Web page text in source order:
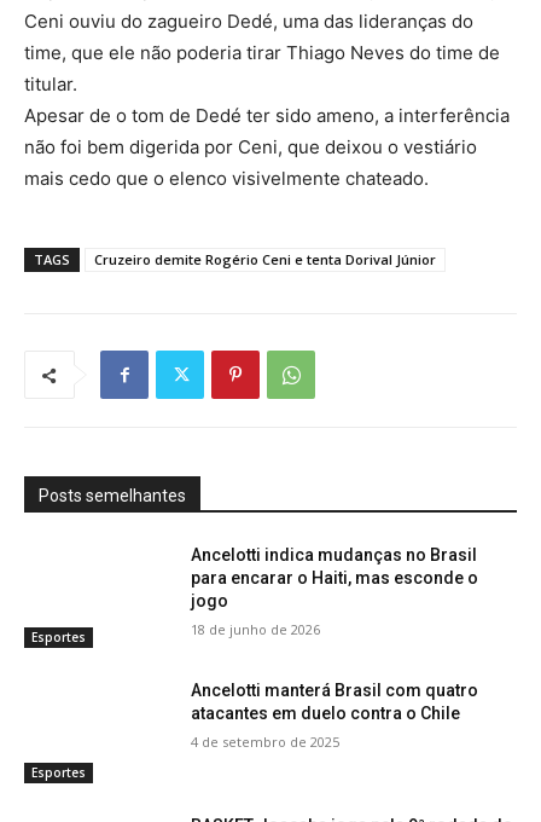
Ceni ouviu do zagueiro Dedé, uma das lideranças do
time, que ele não poderia tirar Thiago Neves do time de
titular.
Apesar de o tom de Dedé ter sido ameno, a interferência
não foi bem digerida por Ceni, que deixou o vestiário
mais cedo que o elenco visivelmente chateado.
TAGS Cruzeiro demite Rogério Ceni e tenta Dorival Júnior
Posts semelhantes
Esportes
Ancelotti indica mudanças no Brasil
para encarar o Haiti, mas esconde o
jogo
18 de junho de 2026
Esportes
Ancelotti manterá Brasil com quatro
atacantes em duelo contra o Chile
4 de setembro de 2025